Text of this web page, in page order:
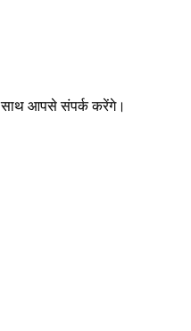
आपसे संपर्क करेंगे।